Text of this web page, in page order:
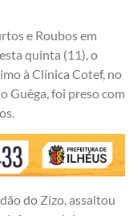
e Roubos em
quinta (11), o
à Clínica Cotef, no
Guêga, foi preso com
do Zizo, assaltou